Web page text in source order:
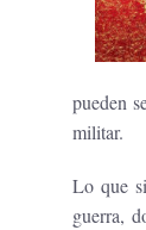
pueden
militar.
Lo que
guerra,